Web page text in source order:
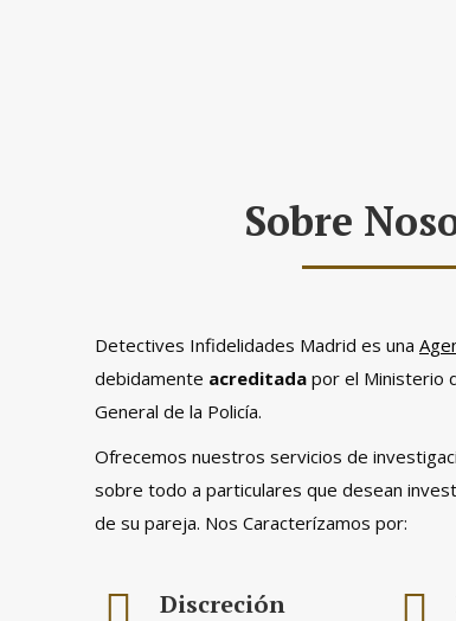
Sobre
Detectives Infidelidades Madrid es una
debidamente acreditada por el Ministerio
General de la Policía.
Ofrecemos nuestros servicios de
sobre todo a particulares que desean
de su pareja. Nos Caracterízamos por:
Discreción